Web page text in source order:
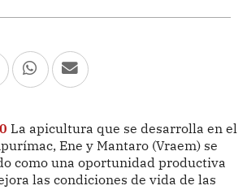
La apicultura que se desarrolla en el
Ene y Mantaro (Vraem) se
como una oportunidad productiva
las condiciones de vida de las